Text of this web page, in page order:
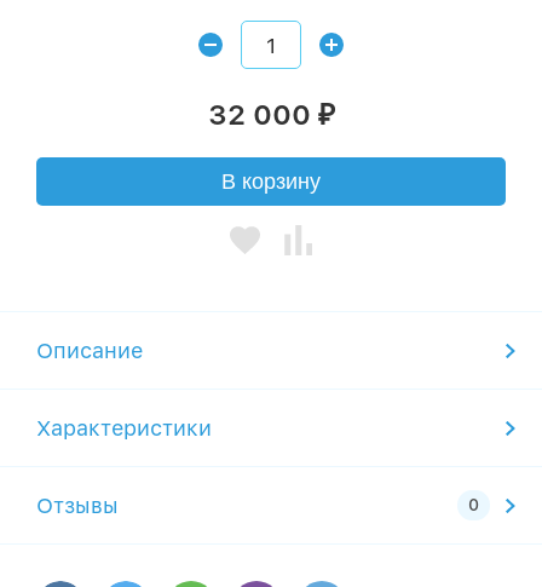
32 000 ₽
В корзину
Описание
Характеристики
Отзывы